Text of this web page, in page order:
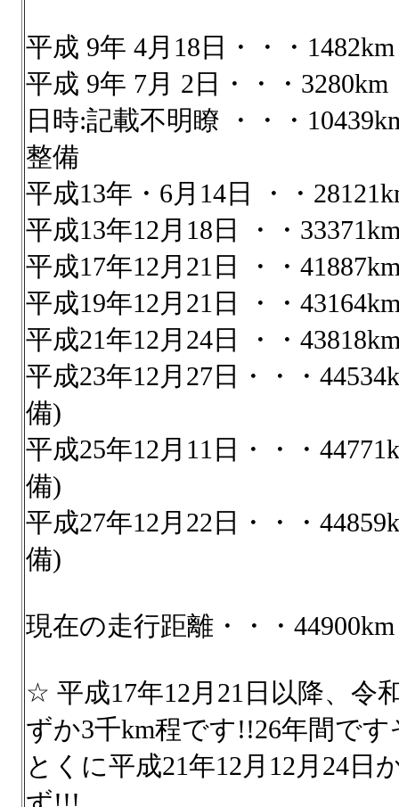
平成 9年 4月18日・・・
平成 9年 7月 2日・・・
日時:記載不明瞭 ・・・
整備
平成13年・6月14日 ・・
平成13年12月18日 ・・
平成17年12月21日 ・・
平成19年12月21日 ・・
平成21年12月24日 ・・
平成23年12月27日・・・
備)
平成25年12月11日・・・
備)
平成27年12月22日・・・
備)
現在の走行距離・・・
☆ 平成17年12月21日以降、令
ずか3千km程です!!26年間で
とくに平成21年12月12月24日